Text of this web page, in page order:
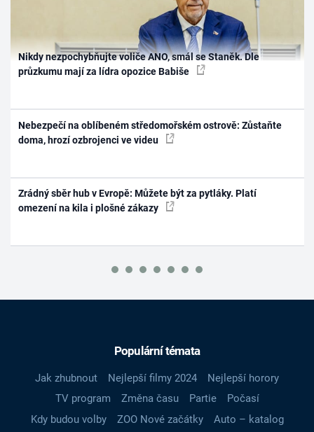
Nikdy nezpochybňujte voliče ANO, smál se Staněk. Dle
průzkumu mají za lídra opozice Babiše
Nebezpečí na oblíbeném středomořském ostrově: Zůstaňte
doma, hrozí ozbrojenci ve videu
Zrádný sběr hub v Evropě: Můžete být za pytláky. Platí
omezení na kila i plošné zákazy
Populární témata
Jak zhubnout Nejlepší filmy 2024
Nejlepší horory
TV program
Změna času Partie
Počasí
Kdy budou volby
ZOO Nové začátky
Auto – katalog